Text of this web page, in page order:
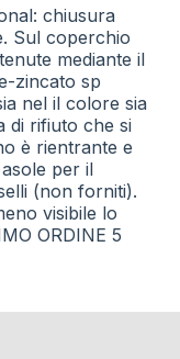
chiusura
Sul coperchio
mediante il
zincato sp
nel il colore sia
di rifiuto che si
è rientrante e
per il
(non forniti).
visibile lo
ORDINE 5